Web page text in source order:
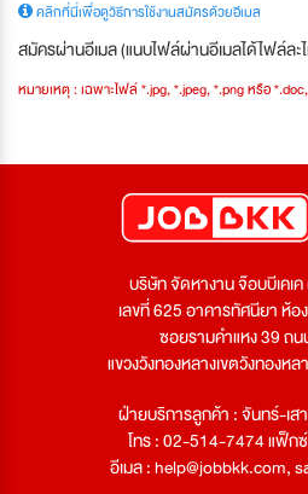
คลิกที่นี่เพื่อดูวิธีการใช้งานสมัครด้วยอีเมล
สมัครผ่านอีเมล (แนบไฟล์ผ่านอีเมลได้ไฟล์ล
หมายเหตุ : เฉพาะไฟล์ *.jpg, *.jpeg, *.png หรือ
บริษัท จัดหางาน จ๊อบบีเคเ
เลขที่ 625 อาคารทัศนียา ห้อ
ซอยรามคำแหง 39 ถ
แขวงวังทองหลางเขตวังทองห
ฝ่ายบริการลูกค้า : จันทร์-เ
โทร : 02-514-7474 แฟ็
อีเมล :help@jobbkk.com,